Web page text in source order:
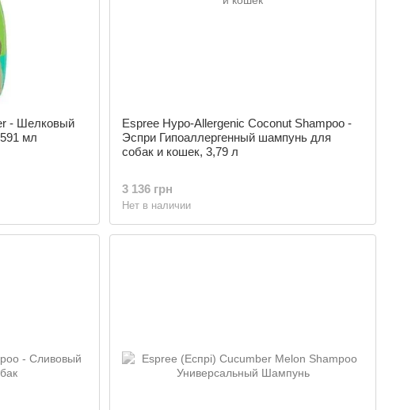
- Шелковый
мл
Espree Hypo-Allergenic Coconut Shampoo -
Эспри Гипоаллергенный шампунь для
собак и кошек, 3,79 л
3 136 грн
Нет в наличии